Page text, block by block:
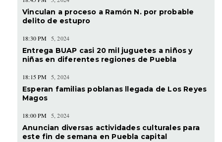
Vinculan a proceso a Ramón N. por probable
delito de estupro
18:30 PM 5, 2024
Entrega BUAP casi 20 mil juguetes a niños y
niñas en diferentes regiones de Puebla
18:15 PM 5, 2024
Esperan familias poblanas llegada de Los Reyes
Magos
18:00 PM 5, 2024
Anuncian diversas actividades culturales para
este fin de semana en Puebla capital